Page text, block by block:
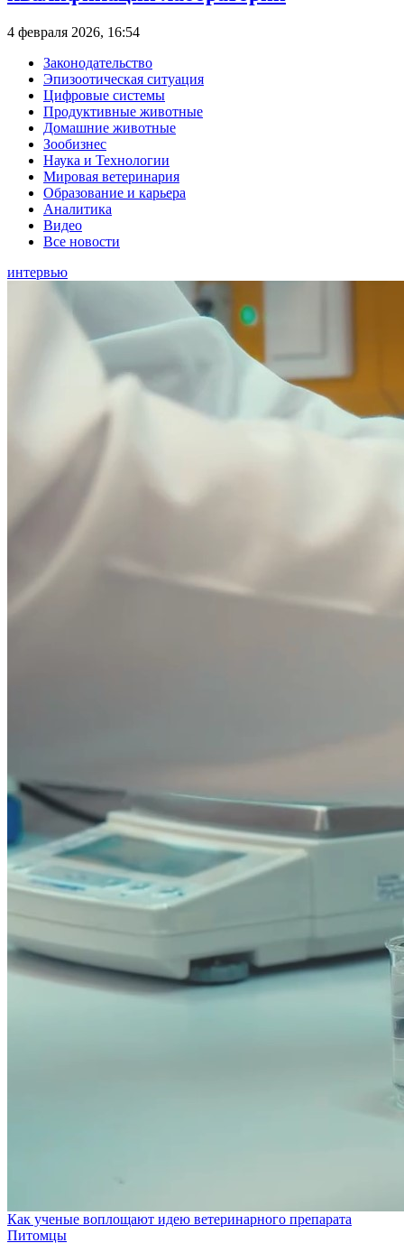
4 февраля 2026, 16:54
Законодательство
Эпизоотическая ситуация
Цифровые системы
Продуктивные животные
Домашние животные
Зообизнес
Наука и Технологии
Мировая ветеринария
Образование и карьера
Аналитика
Видео
Все новости
интервью
Как ученые воплощают идею ветеринарного препарата
Питомцы